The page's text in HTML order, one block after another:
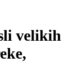
velikih